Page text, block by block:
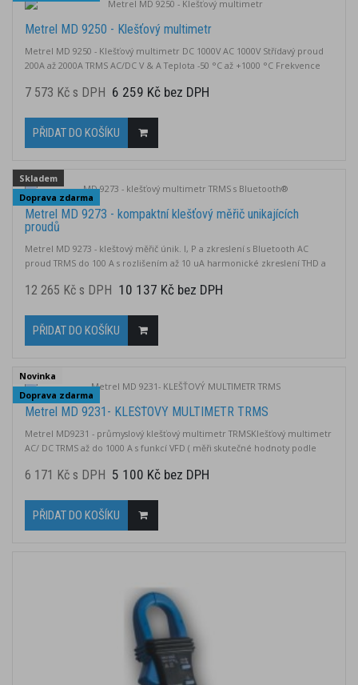
Metrel MD 9250 - Klešťový multimetr
Metrel MD 9250 - Klešťový multimetr DC 1000V AC 1000V Střídavý proud
200A až 2000A TRMS AC/DC V & A Teplota -50 °C až +1000 °C Frekvence
software PC Link Velký LCD displej s podsvícením Přepětí CAT IV 1000V
7 573 Kč s DPH 6 259 Kč bez DPH
PŘIDAT DO KOŠÍKU
Skladem
Doprava zdarma
Metrel MD 9273 - kompaktní klešťový měřič unikajících
proudů
Metrel MD 9273 - kleštový měřič únik. I, P a zkreslení s Bluetooth AC
proud TRMS do 100 A s rozlišením až 10 uA harmonické zkreslení THD a
MAX, MIN, PEAK AC/DC U do 600 V, Měření střídavého proudu s přesností
12 265 Kč s DPH 10 137 Kč bez DPH
PŘIDAT DO KOŠÍKU
Novinka
Doprava zdarma
Metrel MD 9231- KLEŠŤOVÝ MULTIMETR TRMS
Metrel MD9231 - průmyslový klešťový multimetr TRMSKlešťový multimetr
AC/ DC TRMS až do 1000 A s funkcí VFD ( měři skutečné hodnoty podle
6 171 Kč s DPH 5 100 Kč bez DPH
PŘIDAT DO KOŠÍKU